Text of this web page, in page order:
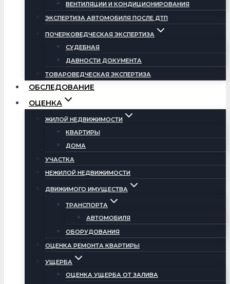
ВЕНТИЛЯЦИИ И КОНДИЦИОНИРОВАНИЯ
ЭКСПЕРТИЗА АВТОМОБИЛЯ ПОСЛЕ ДТП
ПОЧЕРКОВЕДЧЕСКАЯ ЭКСПЕРТИЗА
СУДЕБНАЯ
ДАВНОСТИ ДОКУМЕНТА
ТОВАРОВЕДЧЕСКАЯ ЭКСПЕРТИЗА
ОБСЛЕДОВАНИЕ
ОЦЕНКА
ЖИЛОЙ НЕДВИЖИМОСТИ
КВАРТИРЫ
ДОМА
УЧАСТКА
НЕЖИЛОЙ НЕДВИЖИМОСТИ
ДВИЖИМОГО ИМУЩЕСТВА
ТРАНСПОРТА
АВТОМОБИЛЯ
ОБОРУДОВАНИЯ
ОЦЕНКА РЕМОНТА КВАРТИРЫ
УЩЕРБА
ОЦЕНКА УЩЕРБА ОТ ЗАЛИВА